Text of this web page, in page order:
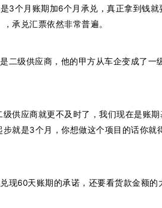
3个月账期加6个月承兑，真正拿到钱
承兑汇票依然非常普遍。
二级供应商，他的甲方从车企变成了一
供应商就更不及时了，我们现在是账
就是3个月，你想做这个项目的话你就
现60天账期的承诺，还要看货款金额的